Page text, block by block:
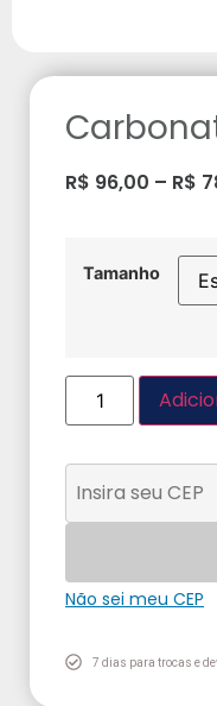
R$ 96,00 – R$
Tamanho
Não sei meu CEP
7 dias para trocas e